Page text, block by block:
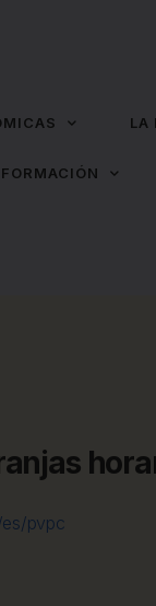
LA
FORMACIÓN
pvpc